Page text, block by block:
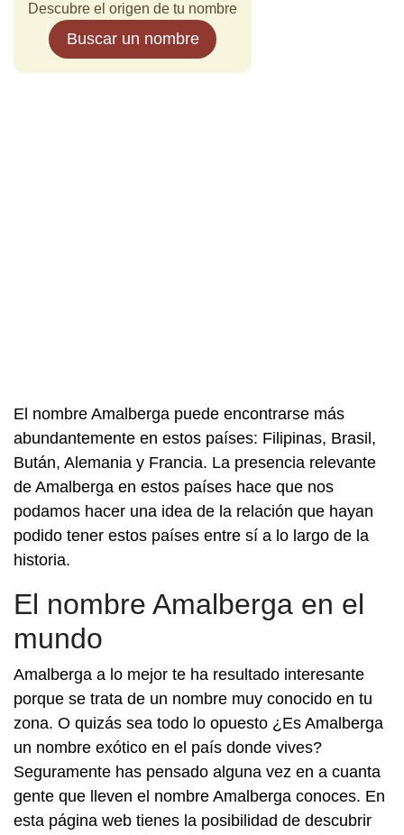
Descubre el origen de tu nombre
Buscar un nombre
El nombre Amalberga puede encontrarse más
abundantemente en estos países: Filipinas, Brasil,
Bután, Alemania y Francia. La presencia relevante
de Amalberga en estos países hace que nos
podamos hacer una idea de la relación que hayan
podido tener estos países entre sí a lo largo de la
historia.
El nombre Amalberga en el
mundo
Amalberga a lo mejor te ha resultado interesante
porque se trata de un nombre muy conocido en tu
zona. O quizás sea todo lo opuesto ¿Es Amalberga
un nombre exótico en el país donde vives?
Seguramente has pensado alguna vez en a cuanta
gente que lleven el nombre Amalberga conoces. En
esta página web tienes la posibilidad de descubrir